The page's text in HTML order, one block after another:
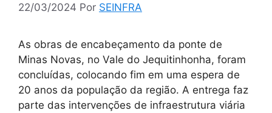
22/03/2024 Por SEINFRA
As obras de encabeçamento da ponte de
Minas Novas, no Vale do Jequitinhonha, foram
concluídas, colocando fim em uma espera de
20 anos da população da região. A entrega faz
parte das intervenções de infraestrutura viária